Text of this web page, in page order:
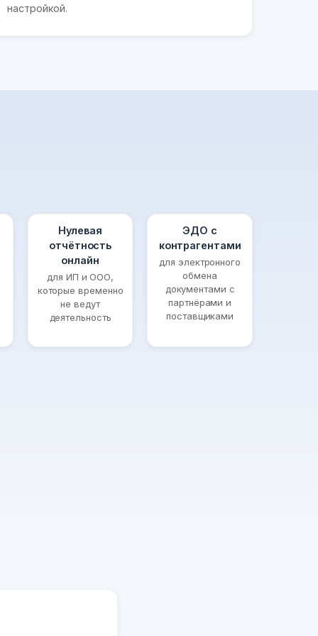
настройкой.
Нулевая
отчётность
онлайн
для ИП и ООО,
которые временно
не ведут
деятельность
ЭДО с
контрагентами
для электронного
обмена
документами с
партнёрами и
поставщиками